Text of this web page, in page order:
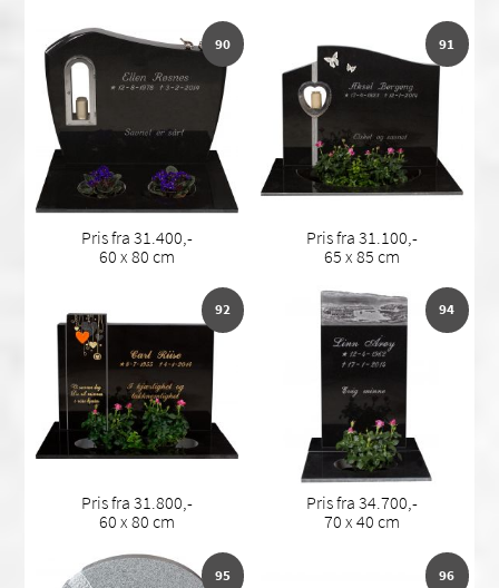
90
Pris fra 31.400,-
60 x 80 cm
91
Pris fra 31.100,-
65 x 85 cm
92
Pris fra 31.800,-
60 x 80 cm
94
Pris fra 34.700,-
70 x 40 cm
95 96